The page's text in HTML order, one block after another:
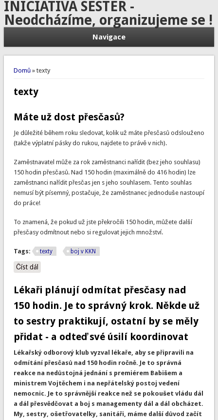
INICIATIVA SESTER -
Neodcházíme, organizujeme se !
Navigace
Jste zde
Domů» texty
texty
Máte už dost přesčasů?
Je důležité během roku sledovat, kolik už máte přesčasů odslouženo
(takže výplatní pásky do rukou, najdete to právě v nich).
Zaměstnavatel může za rok zaměstnanci nařídit (bez jeho souhlasu)
150 hodin přesčasů. Nad 150 hodin (maximálně do 416 hodin) lze
zaměstnanci nařídit přesčas jen s jeho souhlasem. Tento souhlas
nemusí být písemný, postačuje, že zaměstnanec jednoduše nastoupí
do práce!
To znamená, že pokud už jste překročili 150 hodin, můžete další
přesčasy odmítnout nebo si regulovat jejich množství.
Tags: texty boj v KKN
Číst dálMáte už dost přesčasů?
Lékaři plánují odmítat přesčasy nad
150 hodin. Je to správný krok. Někde už
to sestry praktikují, ostatní by se měly
přidat - a odteď své úsilí koordinovat
Lékařský odborový klub vyzval lékaře, aby se připravili na
odmítání přesčasů nad 150 hodin ročně. Je to správná
reakce na nedůstojná jednání s premiérem Babišem a
ministrem Vojtěchem i na nepřátelský postoj vedení
nemocnic. Je to správnější reakce než se pokoušet vládu dál
a dál přesvědčovat a boj s managementy dál a dál obcházet.
My, sestry, ošetřovatelky, sanitáři, máme další důvod začít